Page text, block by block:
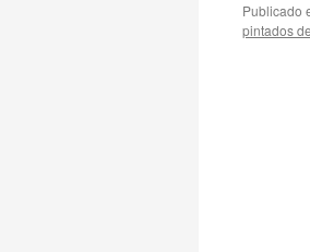
Publicado
pintados